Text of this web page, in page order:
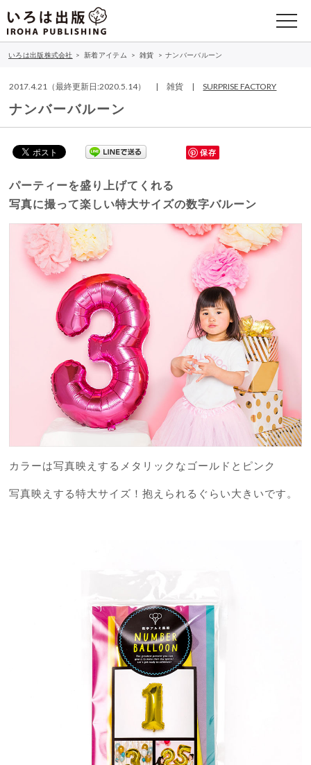
いろは出版株式会社 > 新着アイテム > 雑貨 > ナンバーバルーン
2017.4.21（最終更新日:2020.5.14） | 雑貨 |SURPRISE FACTORY
ナンバーバルーン
保存
パーティーを盛り上げてくれる
写真に撮って楽しい特大サイズの数字バルーン
カラーは写真映えするメタリックなゴールドとピンク
写真映えする特大サイズ！抱えられるぐらい大きいです。